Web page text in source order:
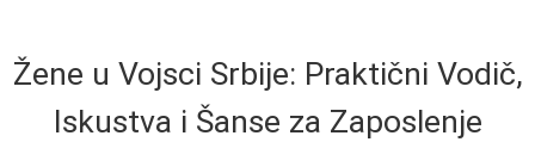
Žene u Vojsci Srbije: Praktični Vodič,
Iskustva i Šanse za Zaposlenje